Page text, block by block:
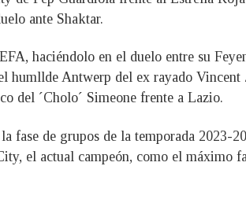
ante Shaktar.
haciéndolo en el duelo entre su
humllde Antwerp del ex rayado Vincent
del ´Cholo´ Simeone frente a Lazio.
fase de grupos de la temporada 2023-
el actual campeón, como el máximo